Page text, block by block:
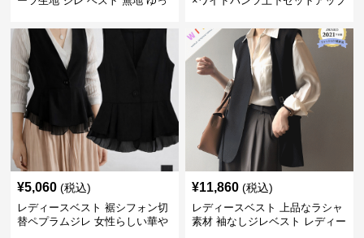
¥5,060 (税込)
レディースベスト 裾シフォン切
替ペプラムジレ 女性らしい華や
¥11,860 (税込)
レディースベスト 上品なラシャ
素材 袖なしジレベスト レディー